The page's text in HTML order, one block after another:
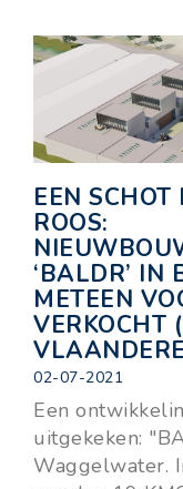
EEN SCHOT
ROOS:
‘BALDR’ IN
METEEN
VERKOCHT
02-07-2021
Een
uitgekeken:
Waggelwater.